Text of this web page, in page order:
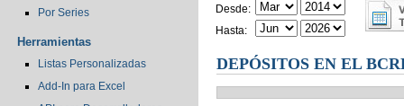
Por Series
Herramientas
Listas Personalizadas
Add-In para Excel
Desde:
Hasta:
DEPÓSITOS EN EL